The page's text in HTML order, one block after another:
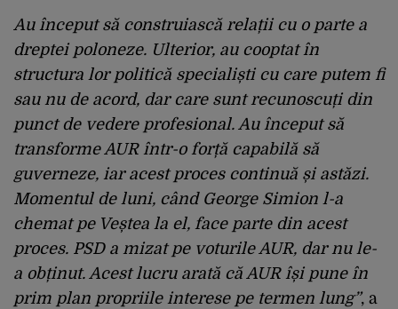
Au început să construiască relații cu o parte a
dreptei poloneze. Ulterior, au cooptat în
structura lor politică specialiști cu care putem fi
sau nu de acord, dar care sunt recunoscuți din
punct de vedere profesional. Au început să
transforme AUR într-o forță capabilă să
guverneze, iar acest proces continuă și astăzi.
Momentul de luni, când George Simion l-a
chemat pe Veștea la el, face parte din acest
proces. PSD a mizat pe voturile AUR, dar nu le-
a obținut. Acest lucru arată că AUR își pune în
prim plan propriile interese pe termen lung”, a